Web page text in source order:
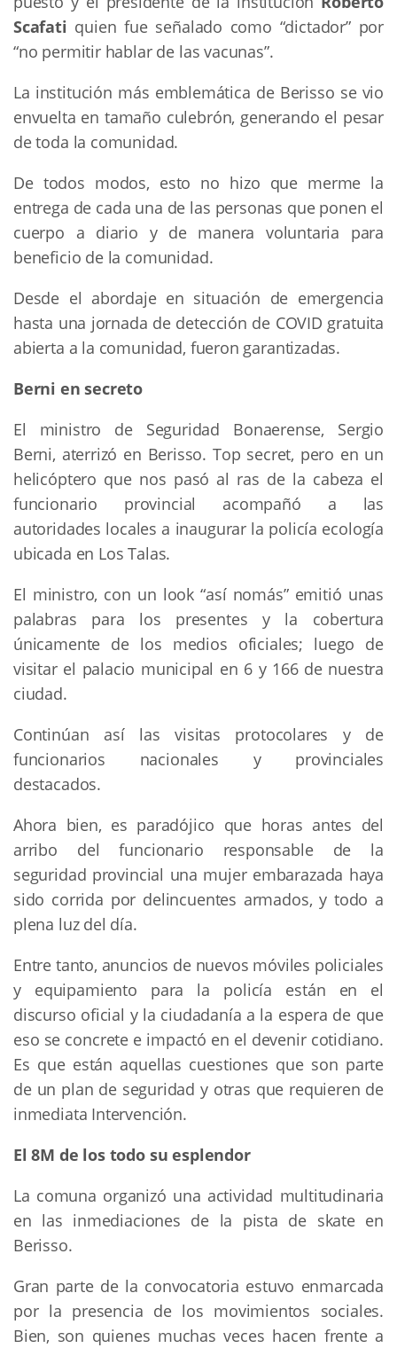
Scafati quien fue señalado como “dictador” por
“no permitir hablar de las vacunas”.
La institución más emblemática de Berisso se vio
envuelta en tamaño culebrón, generando el pesar
de toda la comunidad.
De todos modos, esto no hizo que merme la
entrega de cada una de las personas que ponen el
cuerpo a diario y de manera voluntaria para
beneficio de la comunidad.
Desde el abordaje en situación de emergencia
hasta una jornada de detección de COVID gratuita
abierta a la comunidad, fueron garantizadas.
Berni en secreto
El ministro de Seguridad Bonaerense, Sergio
Berni, aterrizó en Berisso. Top secret, pero en un
helicóptero que nos pasó al ras de la cabeza el
funcionario provincial acompañó a las
autoridades locales a inaugurar la policía ecología
ubicada en Los Talas.
El ministro, con un look “así nomás” emitió unas
palabras para los presentes y la cobertura
únicamente de los medios oficiales; luego de
visitar el palacio municipal en 6 y 166 de nuestra
ciudad.
Continúan así las visitas protocolares y de
funcionarios nacionales y provinciales
destacados.
Ahora bien, es paradójico que horas antes del
arribo del funcionario responsable de la
seguridad provincial una mujer embarazada haya
sido corrida por delincuentes armados, y todo a
plena luz del día.
Entre tanto, anuncios de nuevos móviles policiales
y equipamiento para la policía están en el
discurso oficial y la ciudadanía a la espera de que
eso se concrete e impactó en el devenir cotidiano.
Es que están aquellas cuestiones que son parte
de un plan de seguridad y otras que requieren de
inmediata Intervención.
El 8M de los todo su esplendor
La comuna organizó una actividad multitudinaria
en las inmediaciones de la pista de skate en
Berisso.
Gran parte de la convocatoria estuvo enmarcada
por la presencia de los movimientos sociales.
Bien, son quienes muchas veces hacen frente a